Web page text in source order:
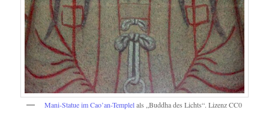
Mani-Statue im Cao’an-Templelals „Buddha des Lichts“. Lizenz CC0